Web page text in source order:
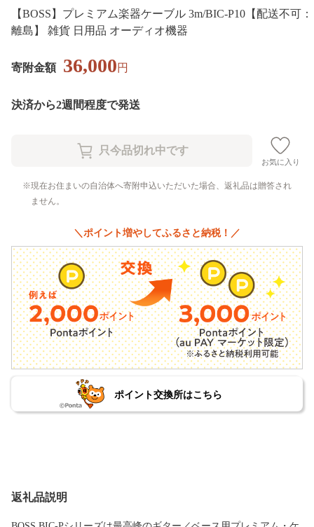
【BOSS】プレミアム楽器ケーブル 3m/BIC-P10【配送不可：
離島】 雑貨 日用品 オーディオ機器
寄附金額 36,000円
決済から2週間程度で発送
お気に入り
現在お住まいの自治体へ寄附申込いただいた場合、返礼品は贈答され
ません。
＼ポイント増やしてふるさと納税！／
ポイント交換所はこちら
返礼品説明